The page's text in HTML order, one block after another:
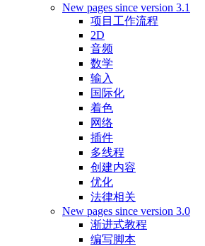
New pages since version 3.1
项目工作流程
2D
音频
数学
输入
国际化
着色
网络
插件
多线程
创建内容
优化
法律相关
New pages since version 3.0
渐进式教程
编写脚本